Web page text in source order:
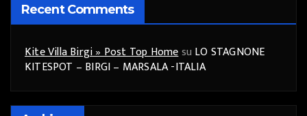
Recent Comments
Kite Villa Birgi » Post Top Homesu LO STAGNONE
KITESPOT – BIRGI – MARSALA -ITALIA